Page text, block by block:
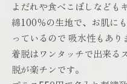
よだれや食べこぼしなども
綿100％の生地で、お肌に
っているので 吸水性もあり
着脱はワンタッチで出来る
脱が楽チンです。